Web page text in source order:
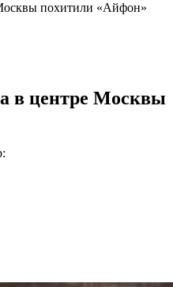
похитили «Айфон»
в центре Москвы